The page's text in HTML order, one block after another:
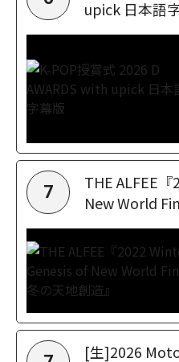
upick 日本語
7
THE ALFEE
New World
[生]2026